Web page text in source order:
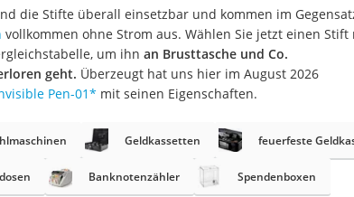
Akku-Tischlampe
Konferenzmikrofon
Klappmatratze
Duschkopf mit Kalkfilter
Aktenvernichter Sicherheitsstufe 4
Bettgitter
Spannbettlaken
die Stifte überall einsetzbar und kommen im
vollkommen ohne Strom aus. Wählen Sie jetzt einen Stift
um ihn an Brusttasche und Co.
geht. Überzeugt hat uns hier im August 2026
Pen-01* mit seinen Eigenschaften.
Geldkassetten feuerfeste
Banknotenzähler Spendenboxen